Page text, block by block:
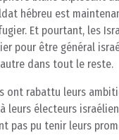
hébreu est
Et pourtant, les
pour être général
dans tout le reste.
ont rabattu leurs
électeurs
pas pu tenir leurs